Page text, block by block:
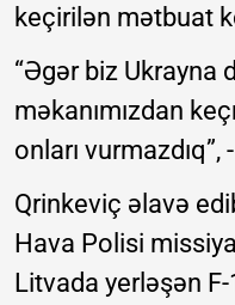
keçirilən mətbuat
“Əgər biz Ukrayna
məkanımızdan
onları
Qrinkeviç əlavə
Hava Polisi
Litvada yerləşən F-